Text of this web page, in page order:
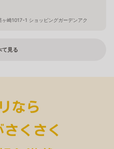
ヶ崎1017-1 ショッピングガーデンアク
て見る